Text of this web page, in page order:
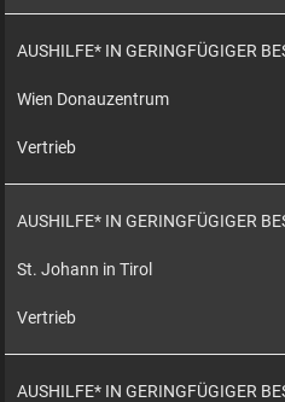
AUSHILFE* IN GERINGFÜGIGER
Wien Donauzentrum
Vertrieb
AUSHILFE* IN GERINGFÜGIGER
St. Johann in Tirol
Vertrieb
AUSHILFE* IN GERINGFÜGIGER